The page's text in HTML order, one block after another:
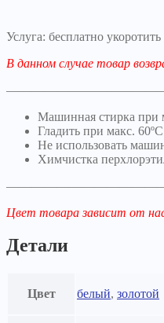
Услуга: бесплатно
В данном случае товар
Машинная стирка при
Гладить при макс. 60ºC
Не использовать
Химчистка
Цвет товара зависит от
Детали
Цвет белый, золотой